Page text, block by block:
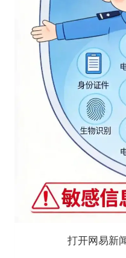
打开网易新